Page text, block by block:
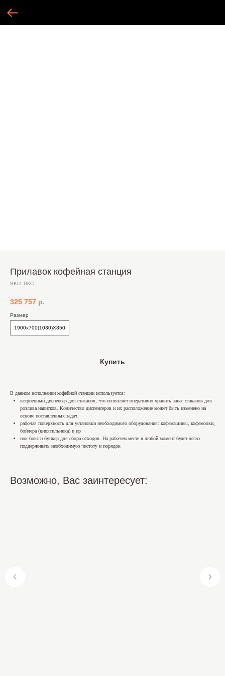
Прилавок кофейная станция
SKU: ПКС
325 757 р.
Размер
1900х700(1030)Х850
Купить
В данном исполнении кофейной станции используется:
встроенный диспенсер для стаканов, что позволяет оперативно хранить запас стаканов для
розлива напитков. Количество диспенсеров и их расположение может быть изменено на
основе поставленных задач.
рабочая поверхность для установки необходимого оборудования: кофемашины, кофемолки,
бойлера (кипятильника) и пр
нок-бокс и бункер для сбора отходов. На рабочем месте в любой момент будет легко
поддерживать необходимую чистоту и порядок
Возможно, Вас заинтересует: